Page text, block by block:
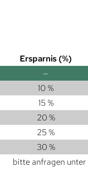
Ersparnis (%)
—
10 %
15 %
20 %
25 %
30 %
bitte anfragen unter